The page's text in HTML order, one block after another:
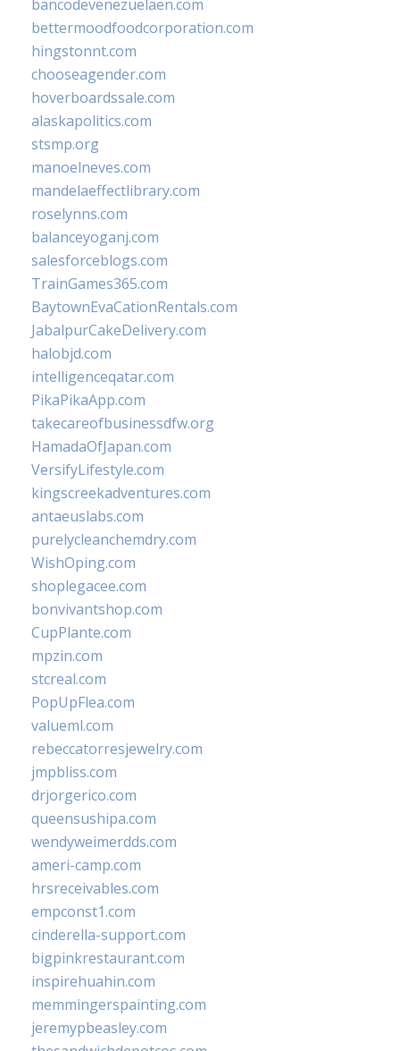
bancodevenezuelaen.com
bettermoodfoodcorporation.com
hingstonnt.com
chooseagender.com
hoverboardssale.com
alaskapolitics.com
stsmp.org
manoelneves.com
mandelaeffectlibrary.com
roselynns.com
balanceyoganj.com
salesforceblogs.com
TrainGames365.com
BaytownEvaCationRentals.com
JabalpurCakeDelivery.com
halobjd.com
intelligenceqatar.com
PikaPikaApp.com
takecareofbusinessdfw.org
HamadaOfJapan.com
VersifyLifestyle.com
kingscreekadventures.com
antaeuslabs.com
purelycleanchemdry.com
WishOping.com
shoplegacee.com
bonvivantshop.com
CupPlante.com
mpzin.com
stcreal.com
PopUpFlea.com
valueml.com
rebeccatorresjewelry.com
jmpbliss.com
drjorgerico.com
queensushipa.com
wendyweimerdds.com
ameri-camp.com
hrsreceivables.com
empconst1.com
cinderella-support.com
bigpinkrestaurant.com
inspirehuahin.com
memmingerspainting.com
jeremypbeasley.com